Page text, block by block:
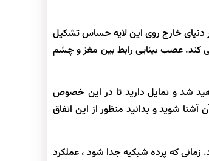
خارج روی این لایه حساس تشکیل
کند. عصب بینایی رابط بین مغز و چشم
شد و تمایل دارید تا در این خصوص
شوید و بدانید منظور از این اتفاق
که پرده شبکیه جدا شود ، عملکرد